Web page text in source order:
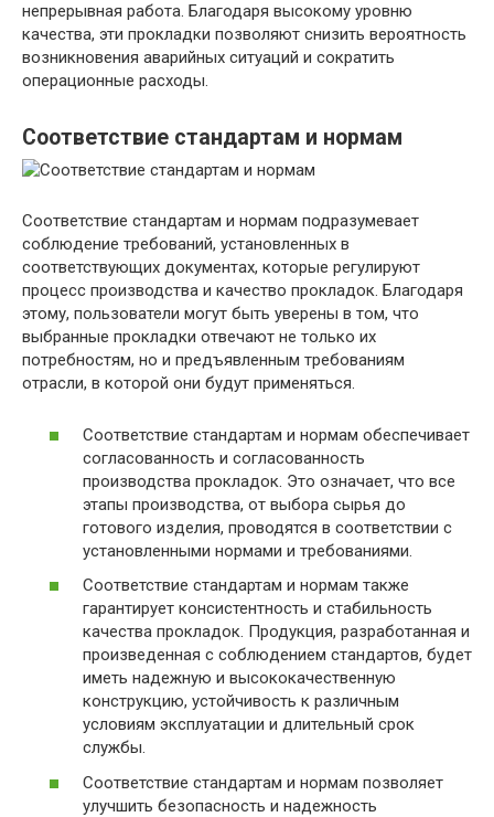
непрерывная работа. Благодаря высокому уровню
качества, эти прокладки позволяют снизить вероятность
возникновения аварийных ситуаций и сократить
операционные расходы.
Соответствие стандартам и нормам
Соответствие стандартам и нормам подразумевает
соблюдение требований, установленных в
соответствующих документах, которые регулируют
процесс производства и качество прокладок. Благодаря
этому, пользователи могут быть уверены в том, что
выбранные прокладки отвечают не только их
потребностям, но и предъявленным требованиям
отрасли, в которой они будут применяться.
Соответствие стандартам и нормам обеспечивает
согласованность и согласованность
производства прокладок. Это означает, что все
этапы производства, от выбора сырья до
готового изделия, проводятся в соответствии с
установленными нормами и требованиями.
Соответствие стандартам и нормам также
гарантирует консистентность и стабильность
качества прокладок. Продукция, разработанная и
произведенная с соблюдением стандартов, будет
иметь надежную и высококачественную
конструкцию, устойчивость к различным
условиям эксплуатации и длительный срок
службы.
Соответствие стандартам и нормам позволяет
улучшить безопасность и надежность